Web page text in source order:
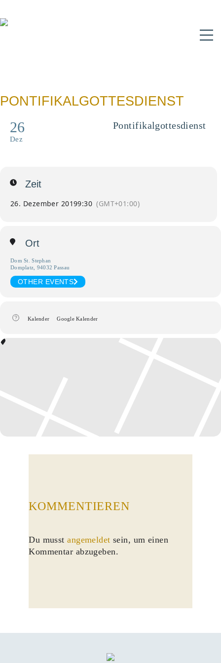
PONTIFIKALGOTTESDIENST
26
Dez
Pontifikalgottesdienst
Zeit
26. Dezember 20199:30 (GMT+01:00)
Ort
Dom St. Stephan
Domplatz, 94032 Passau
OTHER EVENTS
Kalender Google Kalender
KOMMENTIEREN
Du musstangemeldet sein, um einen
Kommentar abzugeben.